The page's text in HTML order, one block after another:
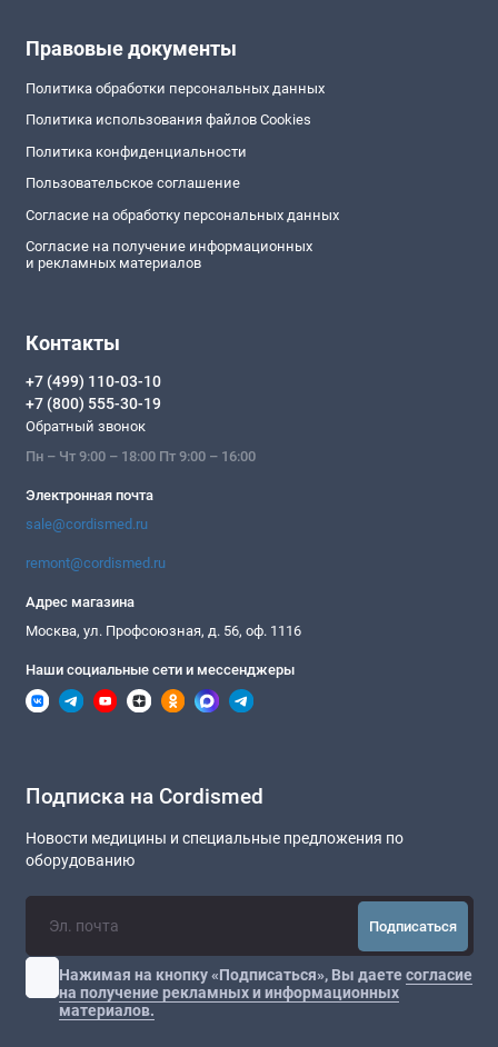
Правовые документы
Политика обработки персональных данных
Политика использования файлов Cookies
Политика конфиденциальности
Пользовательское соглашение
Согласие на обработку персональных данных
Согласие на получение информационных
и рекламных материалов
Контакты
+7 (499) 110-03-10
+7 (800) 555-30-19
Обратный звонок
Пн – Чт 9:00 – 18:00 Пт 9:00 – 16:00
Электронная почта
sale@cordismed.ru
remont@cordismed.ru
Адрес магазина
Москва, ул. Профсоюзная, д. 56, оф. 1116
Наши социальные сети и мессенджеры
Подписка на Cordismed
Новости медицины и специальные предложения по
оборудованию
Подписаться
Нажимая на кнопку «Подписаться», Вы даетесогласие
на получение рекламных и информационных
материалов.